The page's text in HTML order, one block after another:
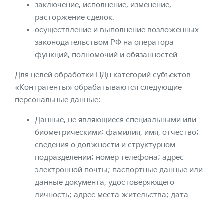
заключение, исполнение, изменение,
расторжение сделок.
осуществление и выполнение возложенных
законодательством РФ на оператора
функций, полномочий и обязанностей
Для целей обработки ПДн категорий субъектов
«Контрагенты» обрабатываются следующие
персональные данные:
Данные, не являющиеся специальными или
биометрическими: фамилия, имя, отчество;
сведения о должности и структурном
подразделении; номер телефона; адрес
электронной почты; паспортные данные или
данные документа, удостоверяющего
личность; адрес места жительства; дата